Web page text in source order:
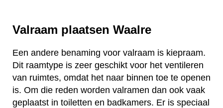
Valraam plaatsen Waalre
Een andere benaming voor valraam is kiepraam.
Dit raamtype is zeer geschikt voor het ventileren
van ruimtes, omdat het naar binnen toe te openen
is. Om die reden worden valramen dan ook vaak
geplaatst in toiletten en badkamers. Er is speciaal